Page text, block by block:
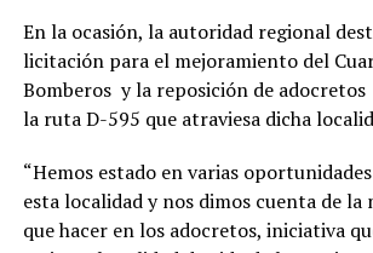
En la ocasión, la autoridad regional
licitación para el mejoramiento del
Bomberos y la reposición de
la ruta D-595 que atraviesa dicha
“Hemos estado en varias
esta localidad y nos dimos cuenta de la
que hacer en los adocretos, iniciativa